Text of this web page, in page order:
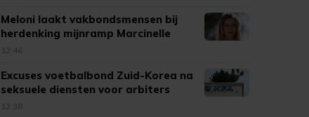
Meloni laakt vakbondsmensen bij
herdenking mijnramp Marcinelle
12:46
Excuses voetbalbond Zuid-Korea na
seksuele diensten voor arbiters
12:38